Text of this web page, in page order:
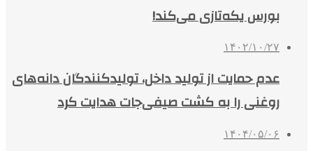
بورس یکه‌تازی می‌کند!
۱۴۰۲/۱۰/۲۷
عدم حمایت از تولید داخل، تولیدکنندگان دانه‌های
روغنی را به کشت صیفی‌جات هدایت کرد
۱۴۰۴/۰۵/۰۶